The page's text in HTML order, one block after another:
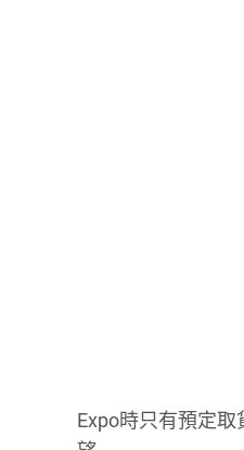
Expo時只有預定